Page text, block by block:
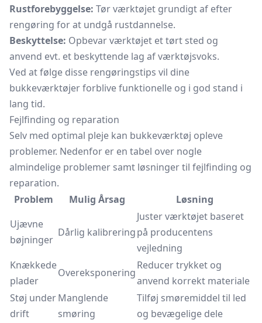
Rustforebyggelse: Tør værktøjet grundigt af efter
rengøring for at undgå rustdannelse.
Beskyttelse: Opbevar værktøjet et tørt sted og
anvend evt. et beskyttende lag af værktøjsvoks.
Ved at følge disse rengøringstips vil dine
bukkeværktøjer forblive funktionelle og i god stand i
lang tid.
Fejlfinding og reparation
Selv med optimal pleje kan bukkeværktøj opleve
problemer. Nedenfor er en tabel over nogle
almindelige problemer samt løsninger til fejlfinding og
reparation.
Problem
Mulig Årsag
Løsning
Ujævne
bøjninger
Dårlig kalibrering
Juster værktøjet baseret
på producentens
vejledning
Knækkede
plader
Overeksponering
Reducer trykket og
anvend korrekt materiale
Støj under
drift
Manglende
smøring
Tilføj smøremiddel til led
og bevægelige dele